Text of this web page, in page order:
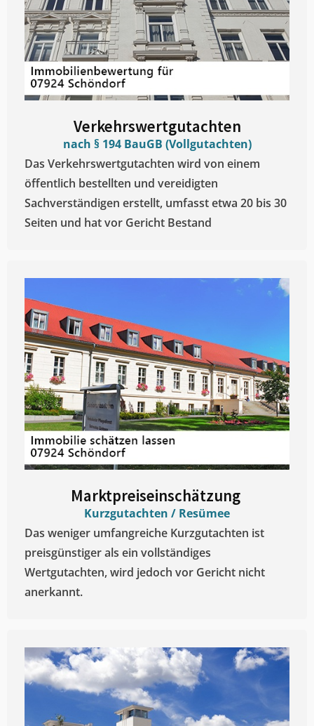
Verkehrswertgutachten
nach § 194 BauGB (Vollgutachten)
Das Verkehrswertgutachten wird von einem
öffentlich bestellten und vereidigten
Sachverständigen erstellt, umfasst etwa 20 bis 30
Seiten und hat vor Gericht Bestand
Marktpreiseinschätzung ​
Kurzgutachten / Resümee
Das weniger umfangreiche Kurzgutachten ist
preisgünstiger als ein vollständiges
Wertgutachten, wird jedoch vor Gericht nicht
anerkannt.